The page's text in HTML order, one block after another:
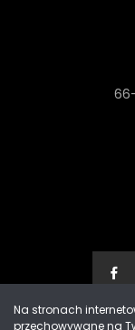
Na stronach
przechowywane na